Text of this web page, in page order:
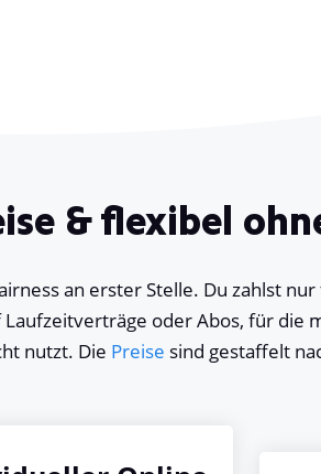
& flexibel
an erster Stelle. Du zahlst
oder Abos, für die
nutzt. Die Preise sind gestaffelt